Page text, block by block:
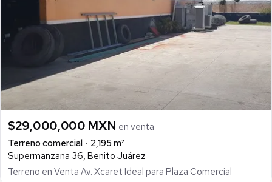
$29,000,000 MXN en venta
Terreno comercial
2,195 m²
Supermanzana 36, Benito Juárez
Terreno en Venta Av. Xcaret Ideal para Plaza Comercial